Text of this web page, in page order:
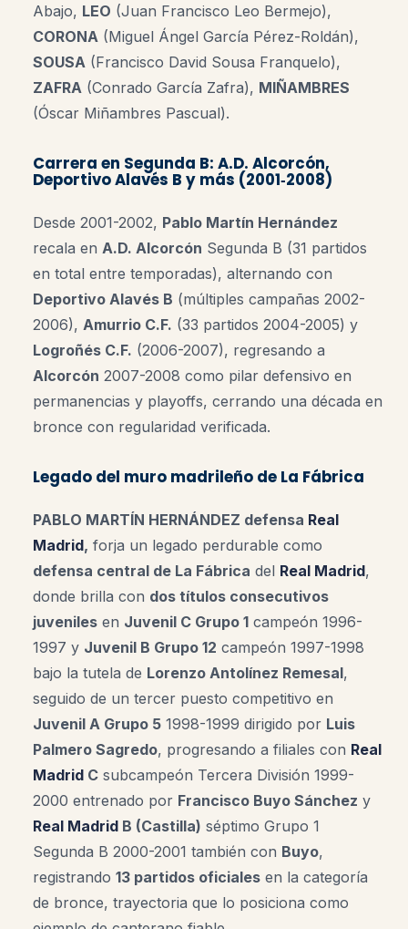
Abajo, LEO (Juan Francisco Leo Bermejo),
CORONA (Miguel Ángel García Pérez-Roldán),
SOUSA (Francisco David Sousa Franquelo),
ZAFRA (Conrado García Zafra), MIÑAMBRES
(Óscar Miñambres Pascual).
Carrera en Segunda B: A.D. Alcorcón,
Deportivo Alavés B y más (2001‑2008)
Desde 2001-2002, Pablo Martín Hernández
recala en A.D. Alcorcón Segunda B (31 partidos
en total entre temporadas), alternando con
Deportivo Alavés B (múltiples campañas 2002-
2006), Amurrio C.F. (33 partidos 2004-2005) y
Logroñés C.F. (2006-2007), regresando a
Alcorcón 2007-2008 como pilar defensivo en
permanencias y playoffs, cerrando una década en
bronce con regularidad verificada.
Legado del muro madrileño de La Fábrica
PABLO MARTÍN HERNÁNDEZ defensa Real
Madrid, forja un legado perdurable como
defensa central de La Fábrica del Real Madrid,
donde brilla con dos títulos consecutivos
juveniles en Juvenil C Grupo 1 campeón 1996-
1997 y Juvenil B Grupo 12 campeón 1997-1998
bajo la tutela de Lorenzo Antolínez Remesal,
seguido de un tercer puesto competitivo en
Juvenil A Grupo 5 1998-1999 dirigido por Luis
Palmero Sagredo, progresando a filiales con Real
Madrid C subcampeón Tercera División 1999-
2000 entrenado por Francisco Buyo Sánchez y
Real Madrid B (Castilla) séptimo Grupo 1
Segunda B 2000-2001 también con Buyo,
registrando 13 partidos oficiales en la categoría
de bronce, trayectoria que lo posiciona como